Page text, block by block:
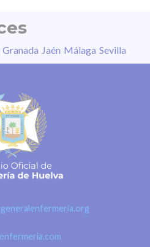
Granada Jaén Málaga Sevilla